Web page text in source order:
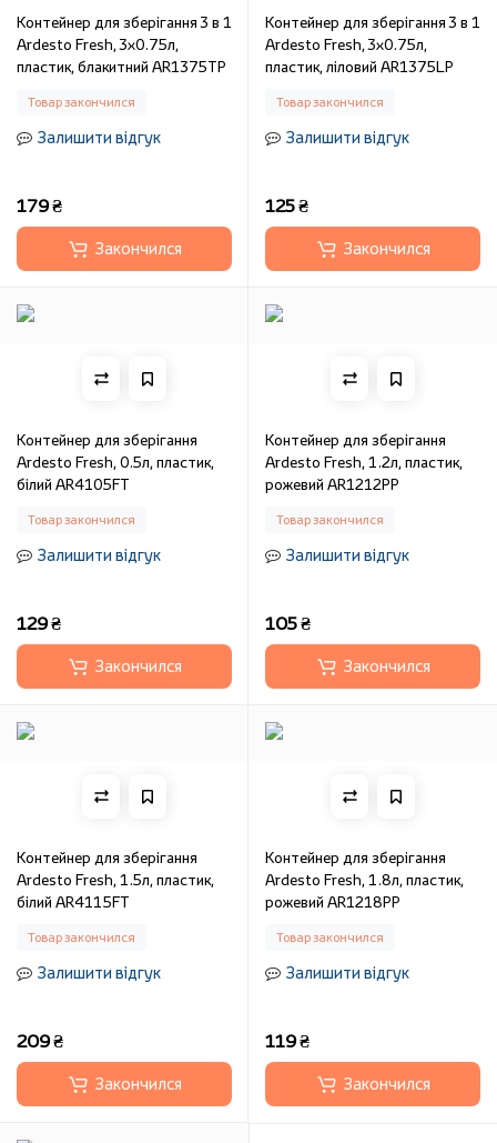
Контейнер для зберігання 3 в 1
Ardesto Fresh, 3х0.75л,
пластик, блакитний AR1375TP
Товар закончился
Залишити відгук
179 ₴
Закончился
Контейнер для зберігання 3 в 1
Ardesto Fresh, 3х0.75л,
пластик, ліловий AR1375LP
Товар закончился
Залишити відгук
125 ₴
Закончился
Контейнер для зберігання
Ardesto Fresh, 0.5л, пластик,
білий AR4105FT
Товар закончился
Залишити відгук
129 ₴
Закончился
Контейнер для зберігання
Ardesto Fresh, 1.2л, пластик,
рожевий AR1212PP
Товар закончился
Залишити відгук
105 ₴
Закончился
Контейнер для зберігання
Ardesto Fresh, 1.5л, пластик,
білий AR4115FT
Товар закончился
Залишити відгук
209 ₴
Закончился
Контейнер для зберігання
Ardesto Fresh, 1.8л, пластик,
рожевий AR1218PP
Товар закончился
Залишити відгук
119 ₴
Закончился